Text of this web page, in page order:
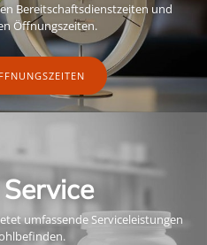
Bereitschaftsdienstzeiten und
Öffnungszeiten.
umfassende Serviceleistungen